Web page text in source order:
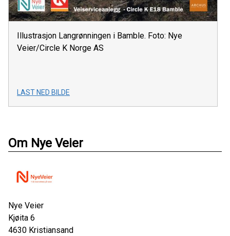
Illustrasjon Langrønningen i Bamble. Foto: Nye
Veier/Circle K Norge AS
LAST NED BILDE
Om Nye Veier
Nye Veier
Kjøita 6
4630 Kristiansand